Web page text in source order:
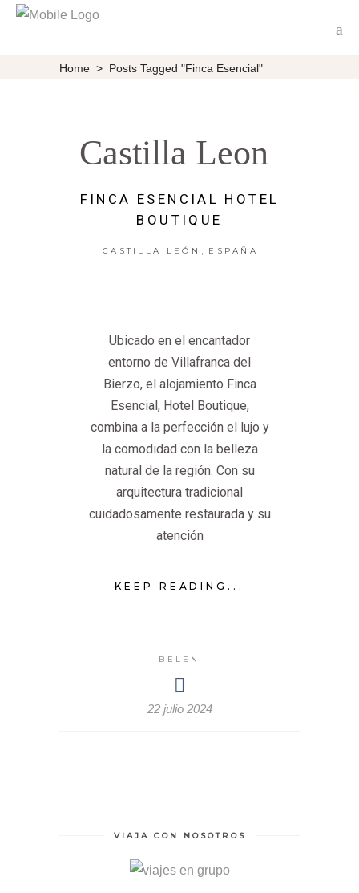
Home > Posts Tagged "Finca Esencial"
Castilla Leon
FINCA ESENCIAL HOTEL
BOUTIQUE
CASTILLA LEÓN , ESPAÑA
Ubicado en el encantador
entorno de Villafranca del
Bierzo, el alojamiento Finca
Esencial, Hotel Boutique,
combina a la perfección el lujo y
la comodidad con la belleza
natural de la región. Con su
arquitectura tradicional
cuidadosamente restaurada y su
atención
KEEP READING...
BELEN
22 julio 2024
VIAJA CON NOSOTROS